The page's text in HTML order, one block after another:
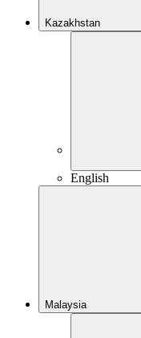
Kazakhstan
English
Malaysia